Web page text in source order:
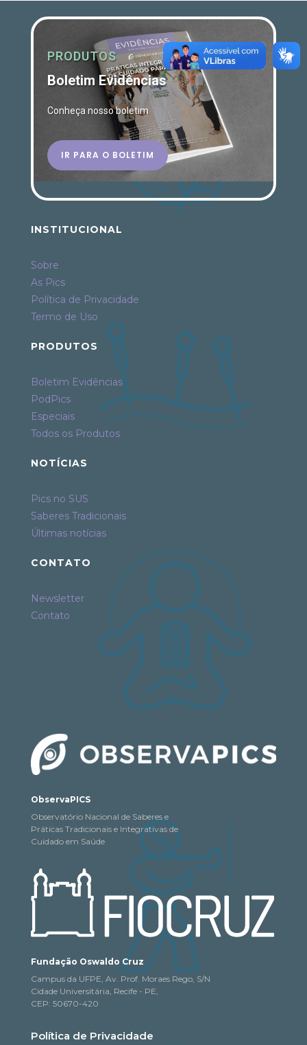
PRODUTOS
Boletim Evidências
Conheça nosso boletim
IR PARA O BOLETIM
INSTITUCIONAL
Sobre
As Pics
Política de Privacidade
Termo de Uso
PRODUTOS
Boletim Evidências
PodPics
Especiais
Todos os Produtos
NOTÍCIAS
Pics no SUS
Saberes Tradicionais
Últimas notícias
CONTATO
Newsletter
Contato
ObservaPICS
Observatório Nacional de Saberes e
Práticas Tradicionais e Integrativas de
Cuidado em Saúde
Fundação Oswaldo Cruz
Campus da UFPE, Av. Prof. Moraes Rego, S/N
Cidade Universitária, Recife - PE,
CEP: 50670-420
Política de Privacidade